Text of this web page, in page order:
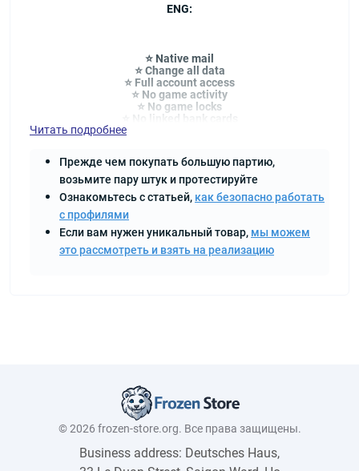
ENG:
⭐ Native mail
⭐ Change all data
⭐ Full account access
⭐ No game activity
⭐ No game locks
⭐ No linked bank cards
After purchase you will receive:
1️⃣ Steam login and Steam password
2️⃣ Login from mail and password from mail
Читать подробнее
Прежде чем покупать большую партию,
возьмите пару штук и протестируйте
Ознакомьтесь с статьей, как безопасно работать
с профилями
Если вам нужен уникальный товар, мы можем
это рассмотреть и взять на реализацию
© 2026 frozen-store.org. Все права защищены.
Business address: Deutsches Haus,